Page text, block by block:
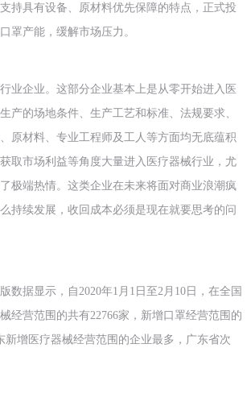
持具有设备、原材料优先保障的特点，正式投
罩产能，缓解市场压力。
业企业。这部分企业基本上是从零开始进入医
产的场地条件、生产工艺和标准、法规要求、
原材料、专业工程师及工人等方面均无底蕴积
取市场利益等角度大量进入医疗器械行业，尤
极端热情。这类企业在未来将面对商业浪潮疯
持续发展，收回成本必须是现在就要思考的问
数据显示，自2020年1月1日至2月10日，在全国
经营范围的共有22766家，新增口罩经营范围的
新增医疗器械经营范围的企业最多，广东省次